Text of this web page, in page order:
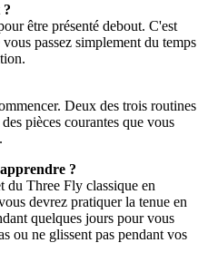
?
être présenté debout. C'est
passez simplement du temps
Deux des trois routines
pièces courantes que vous
?
du Three Fly classique en
devrez pratiquer la tenue en
quelques jours pour vous
ou ne glissent pas pendant vos